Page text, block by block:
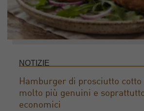
NOTIZIE
Hamburger di prosciutto cotto
molto più genuini e
economici